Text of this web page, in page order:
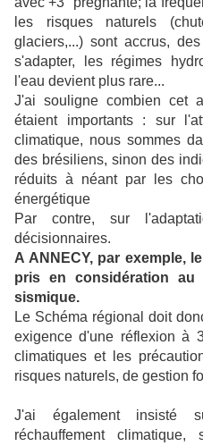
les risques naturels
glaciers,...) sont accrus,
s'adapter, les régimes
l'eau devient plus rare...
J'ai souligne combien cet
étaient importants : sur
climatique, nous sommes
des brésiliens, sinon des
réduits à néant par les
énergétique
Par contre, sur
décisionnaires.
A ANNECY, par exemple,
pris en considération
sismique.
Le Schéma régional doit
exigence d'une réflexion à
climatiques et les
risques naturels, de gestion
J'ai également insisté
réchauffement climatique,